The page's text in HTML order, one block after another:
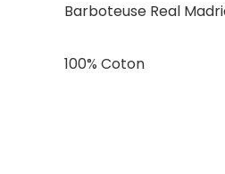
Barboteuse Real
100% Coton